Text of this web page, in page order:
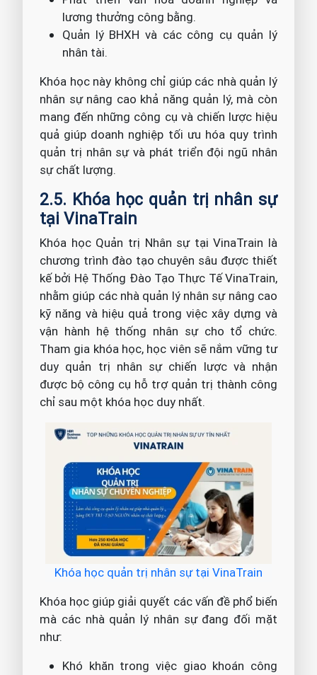
lương thưởng công bằng.
Quản lý BHXH và các công cụ quản lý
nhân tài.
Khóa học này không chỉ giúp các nhà quản lý
nhân sự nâng cao khả năng quản lý, mà còn
mang đến những công cụ và chiến lược hiệu
quả giúp doanh nghiệp tối ưu hóa quy trình
quản trị nhân sự và phát triển đội ngũ nhân
sự chất lượng.
2.5. Khóa học quản trị nhân sự
tại VinaTrain
Khóa học Quản trị Nhân sự tại VinaTrain là
chương trình đào tạo chuyên sâu được thiết
kế bởi Hệ Thống Đào Tạo Thực Tế VinaTrain,
nhằm giúp các nhà quản lý nhân sự nâng cao
kỹ năng và hiệu quả trong việc xây dựng và
vận hành hệ thống nhân sự cho tổ chức.
Tham gia khóa học, học viên sẽ nắm vững tư
duy quản trị nhân sự chiến lược và nhận
được bộ công cụ hỗ trợ quản trị thành công
chỉ sau một khóa học duy nhất.
Khóa học quản trị nhân sự tại VinaTrain
Khóa học giúp giải quyết các vấn đề phổ biến
mà các nhà quản lý nhân sự đang đối mặt
như:
Khó khăn trong việc giao khoán công